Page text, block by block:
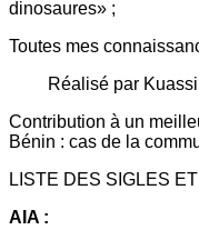
dinosaures» ;
Toutes mes
Réalisé par
Contribution à un
Bénin : cas de la
LISTE DES SIGLES
AIA :